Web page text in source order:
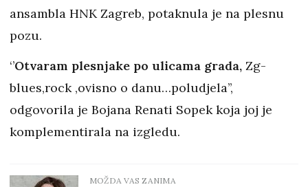
ansambla HNK Zagreb, potaknula je na plesnu
pozu.
‘’Otvaram plesnjake po ulicama grada, Zg-
blues,rock ,ovisno o danu…poludjela’’,
odgovorila je Bojana Renati Sopek koja joj je
komplementirala na izgledu.
MOŽDA VAS ZANIMA